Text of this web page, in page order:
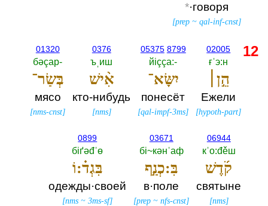
*·говоря
[prep ~qal-inf-cnst]
02005
ғˈэ:н
הֵ֣ן׀
Ежели
[hypoth-part]
05375 8799
йiççа:-‎
יִשָּׂא־
понесёт
[qal-impf-3ms]
0376
ъˌиш
אִ֨ישׁ
кто-нибудь
[nms]
01320
бәçар-‎
בְּשַׂר־
мясо
[nms-cnst]
06944
кˈо:đěш
קֹ֜דֶשׁ
святыне
[nms]
03671
бi~кәнˈаф
בִּ:כְנַ֣ף
в·поле
[prep ~nfs-cnst]
0899
бiґәđˈө
בִּגְד֗:וֹ
одежды·своей
[nms ~3ms-sf]
12